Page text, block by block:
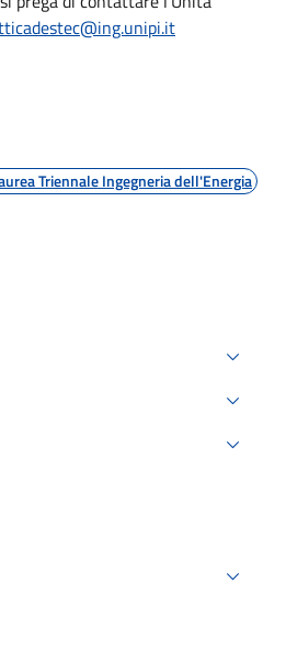
Triennale Ingegneria dell'Energia